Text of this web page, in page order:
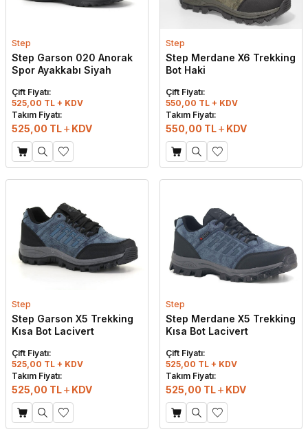
Step
Step Garson 020 Anorak
Spor Ayakkabı Siyah
Çift Fiyatı:
525,00 TL + KDV
Takım Fiyatı:
525,00 TL KDV
Step
Step Merdane X6 Trekking
Bot Haki
Çift Fiyatı:
550,00 TL + KDV
Takım Fiyatı:
550,00 TL KDV
Step
Step Garson X5 Trekking
Kısa Bot Lacivert
Çift Fiyatı:
525,00 TL + KDV
Takım Fiyatı:
525,00 TL KDV
Step
Step Merdane X5 Trekking
Kısa Bot Lacivert
Çift Fiyatı:
525,00 TL + KDV
Takım Fiyatı:
525,00 TL KDV